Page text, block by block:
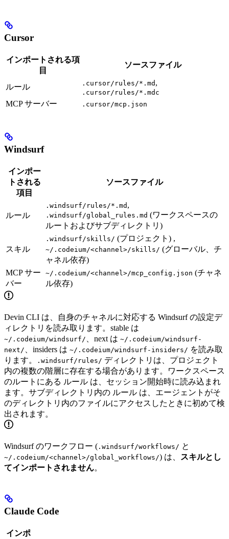
Cursor
インポートされる項
目
ソースファイル
ルール .cursor/rules/*.md ,
.cursor/rules/*.mdc
MCP サーバー .cursor/mcp.json
Windsurf
インポー
トされる
項目
ソースファイル
ルール
.windsurf/rules/*.md ,
.windsurf/global_rules.md (ワークスペースの
ルートおよびサブディレクトリ)
スキル
.windsurf/skills/ (プロジェクト) ,
~/.codeium/<channel>/skills/ (グローバル、チ
ャネル依存)
MCP サー
バー
~/.codeium/<channel>/mcp_config.json (チャネ
ル依存)
Devin CLI は、自身のチャネルに対応する Windsurf の設定デ
ィレクトリを読み取ります。stable は
~/.codeium/windsurf/ 、next は ~/.codeium/windsurf-
next/
、insiders は ~/.codeium/windsurf-insiders/ を読み取
ります。
.windsurf/rules/ ディレクトリは、プロジェクト
内の複数の階層に存在する場合があります。ワークスペース
のルートにある ルール は、セッション開始時に読み込まれ
ます。サブディレクトリ内の ルール は、エージェントがそ
のディレクトリ内のファイルにアクセスしたときに初めて検
出されます。
Windsurf のワークフロー ( .windsurf/workflows/ と
~/.codeium/<channel>/global_workflows/) は、
スキルとし
てインポートされません。
Claude Code
インポ